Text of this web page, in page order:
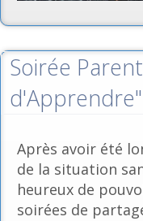
Soirée
d'Apprendre"
Après avoir été
de la situation
heureux de
soirées de